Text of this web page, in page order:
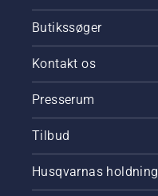
Butikssøger
Kontakt os
Presserum
Tilbud
Husqvarnas